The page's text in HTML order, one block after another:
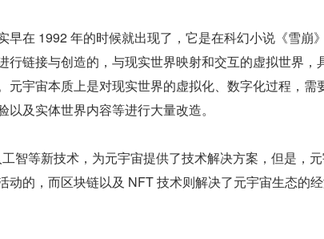
早在 1992 年的时候就出现了，它是在科幻小说《雪崩
行链接与创造的，与现实世界映射和交互的虚拟世界，
元宇宙本质上是对现实世界的虚拟化、数字化过程，需
及实体世界内容等进行大量改造。
智等新技术，为元宇宙提供了技术解决方案，但是，
动的，而区块链以及 NFT 技术则解决了元宇宙生态的